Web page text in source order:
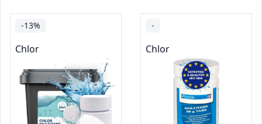
-13%
Chlor
-
Chlor